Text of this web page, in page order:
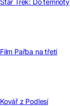
Star Trek: Do temnoty
Film Pařba na třetí
Kovář z Podlesí